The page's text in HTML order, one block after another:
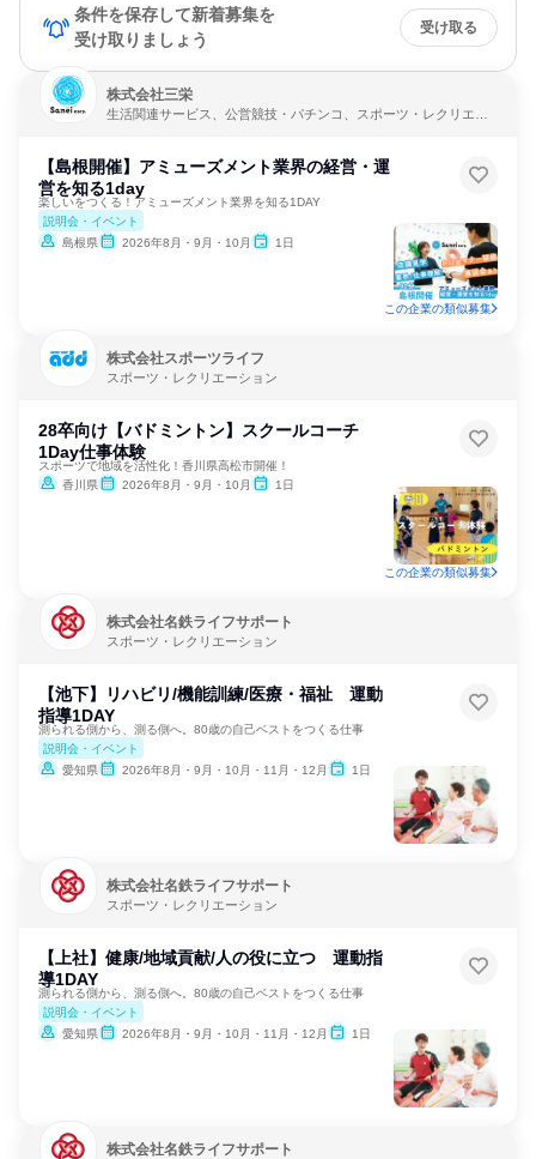
条件を保存して新着募集を
受け取りましょう
受け取る
株式会社三栄
生活関連サービス、公営競技・パチンコ、スポーツ・レクリエー
【島根開催】アミューズメント業界の経営・運
営を知る1day
楽しいをつくる！アミューズメント業界を知る1DAY
説明会・イベント
島根県
2026年8月・9月・10月 1日
この企業の類似募集
株式会社スポーツライフ
スポーツ・レクリエーション
28卒向け【バドミントン】スクールコーチ
1Day仕事体験
スポーツで地域を活性化！香川県高松市開催！
香川県
2026年8月・9月・10月 1日
この企業の類似募集
株式会社名鉄ライフサポート
スポーツ・レクリエーション
【池下】リハビリ/機能訓練/医療・福祉 運動
指導1DAY
測られる側から、測る側へ。80歳の自己ベストをつくる仕事
説明会・イベント
愛知県
2026年8月・9月・10月・11月・12月 1日
株式会社名鉄ライフサポート
スポーツ・レクリエーション
【上社】健康/地域貢献/人の役に立つ 運動指
導1DAY
測られる側から、測る側へ。80歳の自己ベストをつくる仕事
説明会・イベント
愛知県
2026年8月・9月・10月・11月・12月 1日
株式会社名鉄ライフサポート